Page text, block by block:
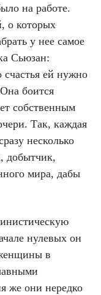
на работе.
о которых
у нее самое
Сьюзан:
счастья ей нужно
боится
собственным
Так, каждая
несколько
добытчик,
мира, дабы
нулевых он
в
же они нередко